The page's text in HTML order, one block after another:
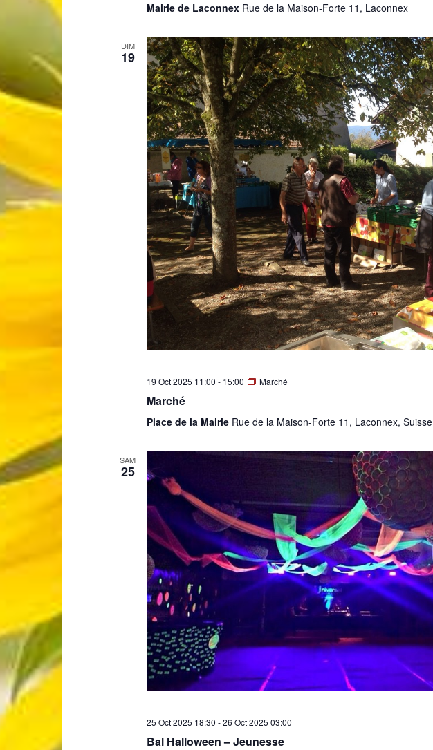
Mairie de Laconnex Rue de la Maison-Forte 11, Laconnex
DIM
19
19 Oct 2025 11:00 - 15:00 Marché
Marché
Place de la Mairie Rue de la Maison-Forte 11, Laconnex, Suisse
SAM
25
25 Oct 2025 18:30 -26 Oct 2025 03:00
Bal Halloween – Jeunesse